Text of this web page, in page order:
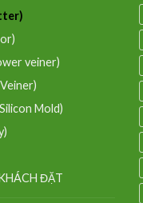
veiner)
Mold)
ĐẶT